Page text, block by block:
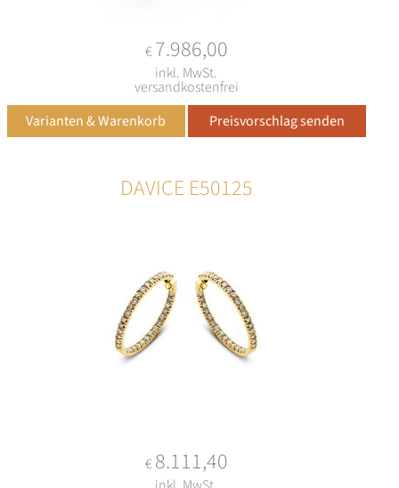
€7.986,00
inkl. MwSt.
versandkostenfrei
DAVICE E50125
€8.111,40